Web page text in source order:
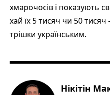
хмарочосів і показують
хай їх 5 тисяч чи 50
трішки українським.
Нікітін